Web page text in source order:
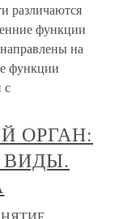
различаются
функции
на
функции
с
ОРГАН:
ВИДЫ.